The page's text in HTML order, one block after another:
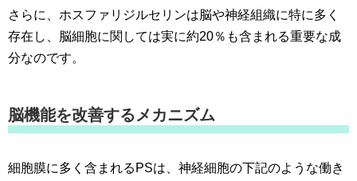
さらに、ホスファリジルセリンは脳や神経組織に特に多く
存在し、脳細胞に関しては実に約20％も含まれる重要な成
分なのです。
脳機能を改善するメカニズム
細胞膜に多く含まれるPSは、神経細胞の下記のような働き